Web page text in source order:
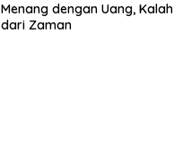
Menang dengan Uang, Kalah
dari Zaman